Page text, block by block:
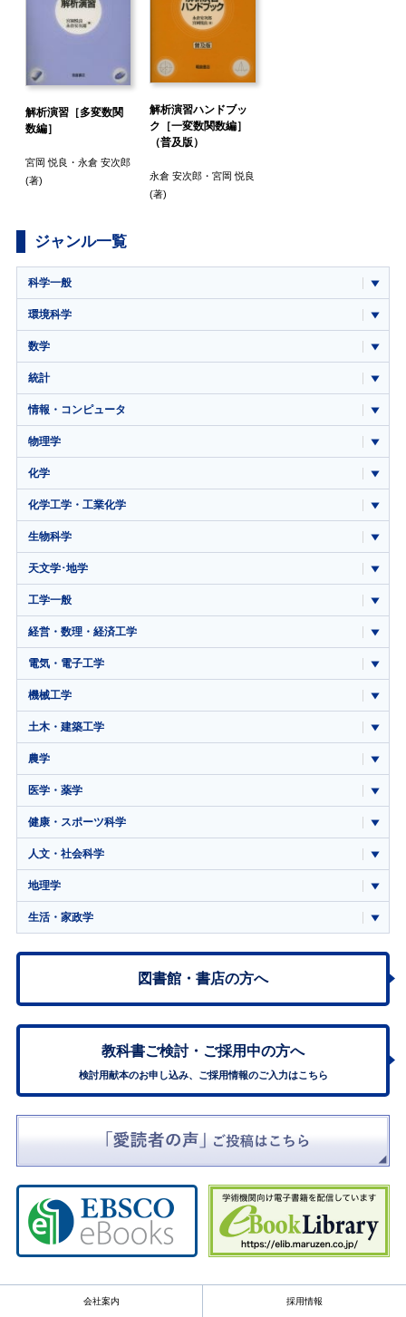
解析演習［多変数関
数編］
宮岡 悦良 ・ 永倉 安次郎
(著)
解析演習ハンドブッ
ク［一変数関数編］
（普及版）
永倉 安次郎 ・宮岡 悦良
(著)
ジャンル一覧
科学一般
環境科学
数学
統計
情報・コンピュータ
物理学
化学
化学工学・工業化学
生物科学
天文学･地学
工学一般
経営・数理・経済工学
電気・電子工学
機械工学
土木・建築工学
農学
医学・薬学
健康・スポーツ科学
人文・社会科学
地理学
生活・家政学
図書館・書店の方へ
教科書ご検討・ ご採用中の方へ
検討用献本のお申し込み、ご採用情報のご入力はこちら
会社案内 採用情報